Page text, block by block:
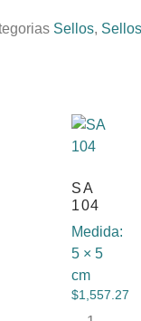
Sellos,
SA
104
Medida:
5 × 5
cm
$1,557.27